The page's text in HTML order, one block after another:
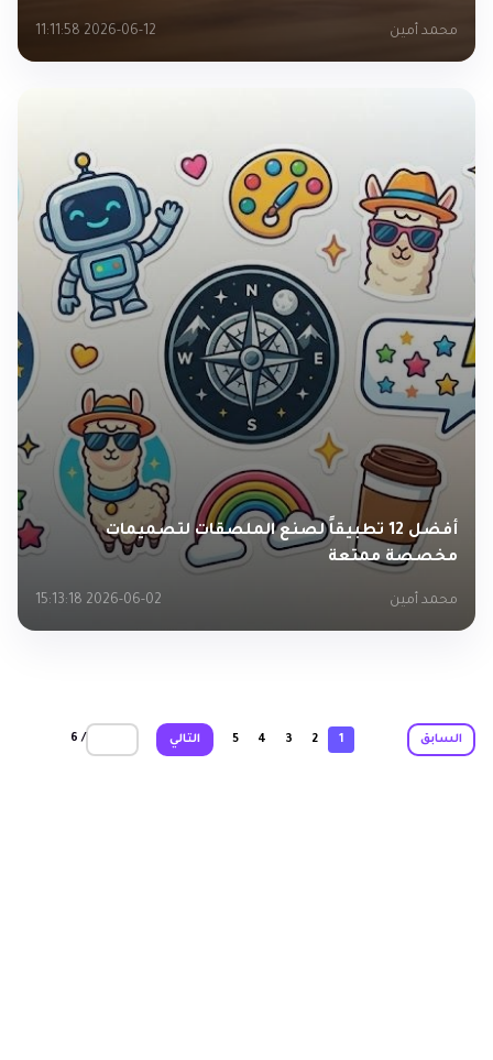
محمد أمين 2026-06-12 11:11:58
أفضل 12 تطبيقاً لصنع الملصقات لتصميمات
مخصصة ممتعة
محمد أمين 2026-06-02 15:13:18
السابق 1
2
3
4
5 التالي / 6